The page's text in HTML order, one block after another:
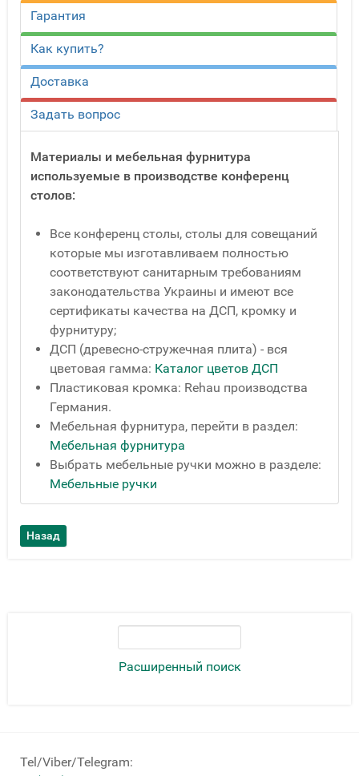
Расширенный поиск
Гарантия
Как купить?
Доставка
Задать вопрос
Материалы и мебельная фурнитура
используемые в производстве конференц
столов:
Все конференц столы, столы для совещаний
которые мы изготавливаем полностью
соответствуют санитарным требованиям
законодательства Украины и имеют все
сертификаты качества на ДСП, кромку и
фурнитуру;
ДСП (древесно-стружечная плита) - вся
цветовая гамма: Каталог цветов ДСП
Пластиковая кромка: Rehau производства
Германия.
Мебельная фурнитура, перейти в раздел:
Мебельная фурнитура
Выбрать мебельные ручки можно в разделе:
Мебельные ручки
Tel/Viber/Telegram: